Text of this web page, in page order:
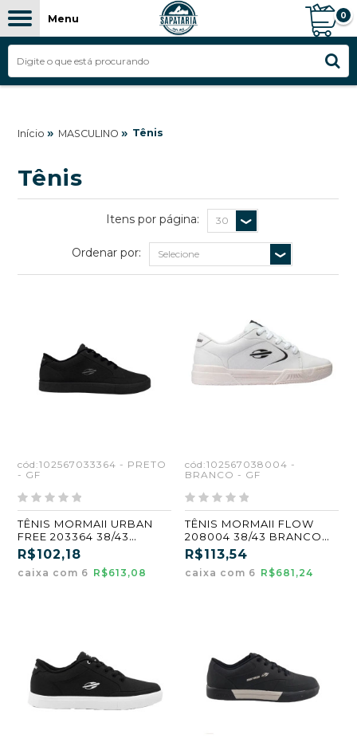
Menu 0
Início » MASCULINO » Tênis
Tênis
Itens por página:
Ordenar por:
cód:102567033364 - PRETO
- GF
TÊNIS MORMAII URBAN
FREE 203364 38/43
PRETO (GF) (CX6)
R$102,18
caixa com 6 R$613,08
cód:102567038004 -
BRANCO - GF
TÊNIS MORMAII FLOW
208004 38/43 BRANCO
(GF) (KIT COM 6 PARES
R$113,54
caixa com 6 R$681,24